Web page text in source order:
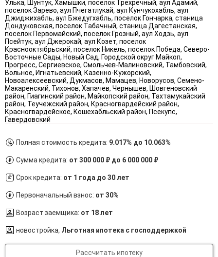
Улька, Шунтук, Хамышки, поселок Трехречный, аул Адамий,
поселок Зарево, аул Пчегатлукай, аул Кунчукохабль, аул
Джиджихабль, аул Бжедугхабль, поселок Гончарка, станица
Дондуковская, поселок Табачный, станица Дагестанская,
поселок Первомайский, поселок Грозный, аул Ходзь, аул
Псейтук, аул Джерокай, аул Козет, поселок
Краснооктябрьский, поселок Никель, поселок Победа, Северо-
Восточные Сады, Новый Сад, Городской округ Майкоп,
Прогресс, Сергиевское, Смольчев-Малиновский, Тамбовский,
Вольное, Игнатьевский, Казенно-Кужорский,
Новоалексеевский, Дукмасов, Мамацев, Новорусов, Семено-
Макаренский, Тихонов, Хапачев, Чернышев, Шовгеновский
район, Гиагинский район, Майкопский район, Тахтамукайский
район, Теучежский район, Красногвардейский район,
Красногвардейское, Кошехабльский район, Псекупс,
Гавердовский
Полная стоимость кредита: 9.017% до 10.063%
Сумма кредита: от 300 000 ₽ до 6 000 000 ₽
Срок кредита: от 1 года до 30 лет
Первоначальный взнос: от 30%
Возраст заемщика: от 18 лет
новостройка, Льготная ипотека с господдержкой
Рассчитать ипотеку